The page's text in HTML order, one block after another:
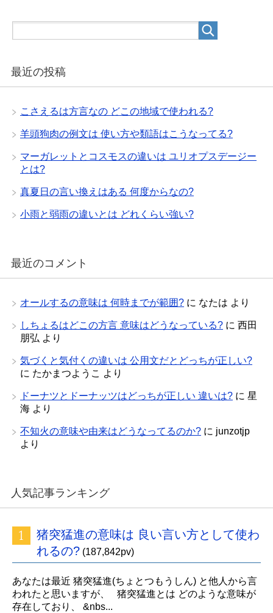
最近の投稿
こさえるは方言なの どこの地域で使われる?
羊頭狗肉の例文は 使い方や類語はこうなってる?
マーガレットとコスモスの違いは ユリオプスデージー
とは?
真夏日の言い換えはある 何度からなの?
小雨と弱雨の違いとは どれくらい強い?
最近のコメント
オールするの意味は 何時までが範囲? に なたは より
しちょるはどこの方言 意味はどうなっている? に 西田
朋弘 より
気づくと気付くの違いは 公用文だとどっちが正しい?
に たかまつようこ より
ドーナツとドーナッツはどっちが正しい 違いは? に 星
海 より
不知火の意味や由来はどうなってるのか? に junzotjp
より
人気記事ランキング
猪突猛進の意味は 良い言い方として使わ
れるの? (187,842pv)
あなたは最近 猪突猛進(ちょとつもうしん) と他人から言
われたと思いますが、 猪突猛進とは どのような意味が
存在しており、 &nbs...